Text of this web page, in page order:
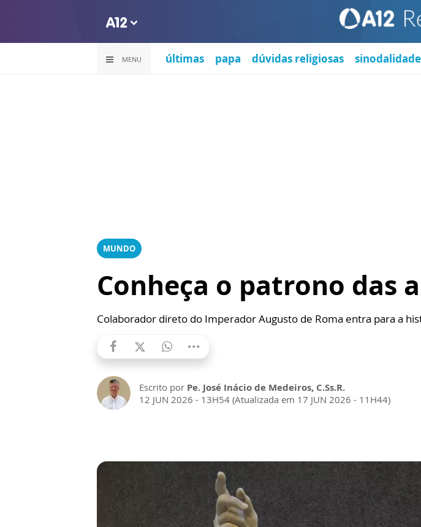
MENU últimas papa dúvidas religiosas sinodalidade
MUNDO
Conheça o patrono das
Colaborador direto do Imperador Augusto de Roma entra para a
Escrito por Pe. José Inácio de Medeiros, C.Ss.R.
12 JUN 2026 - 13H54 (Atualizada em 17 JUN 2026 - 11H44)